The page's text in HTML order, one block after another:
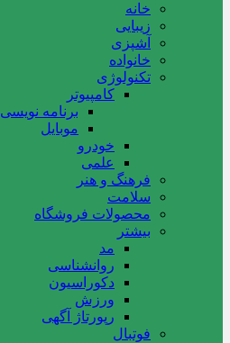
خانه
زیبایی
آشپزی
خانواده
تکنولوژی
کامپیوتر
برنامه نویسی
موبایل
خودرو
علمی
فرهنگ و هنر
سلامت
محصولات فروشگاه
بیشتر
مد
روانشناسی
دکوراسیون
ورزش
رپورتاژ آگهی
فوتبال